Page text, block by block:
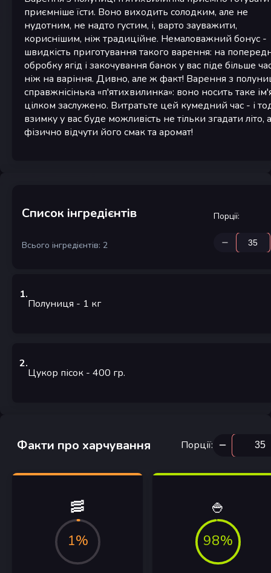
приємніше їсти. Воно виходить солодким, але не
нудотним, не надто густим, і, варто зауважити,
кориснішим, ніж традиційне. Немаловажний бонус -
швидкість приготування такого варення: на
обробку ягід і закочування банок у вас піде більше
ніж на варіння. Дивно, але ж факт! Варення з
справжнісінька «п'ятихвилинка»: воно носить таке
цілком заслужено. Витратьте цей кумедний час - і
взимку у вас буде можливість не тільки згадати літо,
фізично відчути його смак та аромат!
Список інгредієнтів
Всього інгредієнтів: 2
Порції:
1.
Полуниця - 1 кг
2.
Цукор пісок - 400 гр.
Факти про харчування Порції:
🥓
1%
🍚
98%